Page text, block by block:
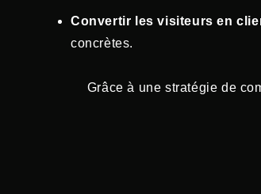
Convertir les visiteurs en
concrètes.
Grâce à une stratégie de